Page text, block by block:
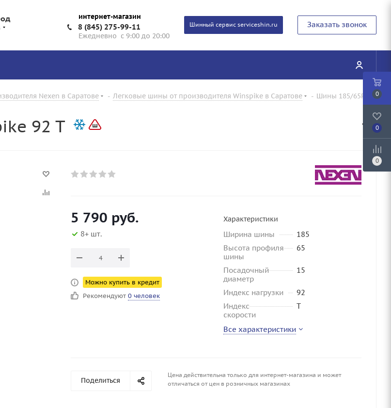
интернет-магазин
8 (845) 275-99-11
Ежедневно с 9:00 до 20:00
Шинный сервис serviceshin.ru Заказать звонок
Nexen в Саратове - Легковые шины от производителя Winspike в Саратове - Шины 185/65R15
92 T
5 790 руб.
8+ шт.
Можно купить в кредит
Рекомендуют 0 человек
Характеристики
Ширина шины
185
Высота профиля
шины
65
Посадочный
диаметр
15
Индекс нагрузки
92
Индекс
скорости
T
Все характеристики
Поделиться
Цена действительна только для интернет-магазина и может
отличаться от цен в розничных магазинах
0
0
0